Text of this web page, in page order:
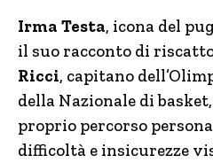
Irma Testa, icona del
il suo racconto di
Ricci, capitano
della Nazionale di
proprio percorso
difficoltà e insicurezze